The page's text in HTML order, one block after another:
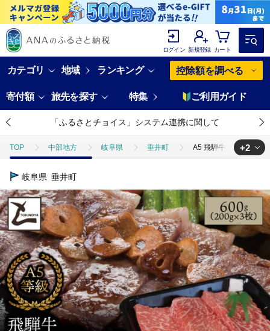
ログイン 新規登録 カート
カテゴリ 地域 ランキング 控除額を調べる
寄付額 旅先を探す 特集 ご利用ガイド
「ふるさとチョイス」システム連携に関して
TOP 中部地方 岐阜県 垂井町 A5 飛騨牛 赤身 ステー
TOP
TOP 肉 牛肉 ステーキ(牛肉) A5 飛騨牛 赤身 ステー
+2
岐阜県 垂井町